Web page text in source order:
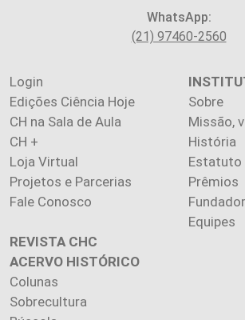
WhatsApp:
(21) 97460-2560
Login
Edições Ciência Hoje
CH na Sala de Aula
CH +
Loja Virtual
Projetos e Parcerias
Fale Conosco
Sobre
Missão,
História
Estatuto
Prêmios
Equipes
REVISTA CHC
ACERVO HISTÓRICO
Colunas
Sobrecultura